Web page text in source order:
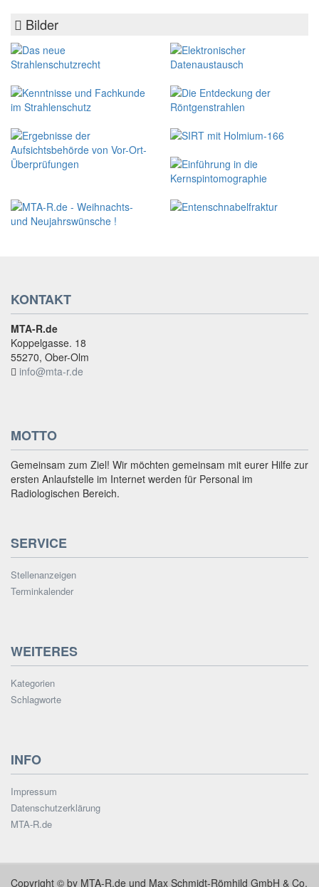
Bilder
KONTAKT
MTA-R.de
Koppelgasse. 18
55270, Ober-Olm
info@mta-r.de
MOTTO
Gemeinsam zum Ziel! Wir möchten gemeinsam mit eurer Hilfe zur
ersten Anlaufstelle im Internet werden für Personal im
Radiologischen Bereich.
SERVICE
Stellenanzeigen
Terminkalender
WEITERES
Kategorien
Schlagworte
INFO
Impressum
Datenschutzerklärung
MTA-R.de
Copyright © by MTA-R.de und Max Schmidt-Römhild GmbH & Co.